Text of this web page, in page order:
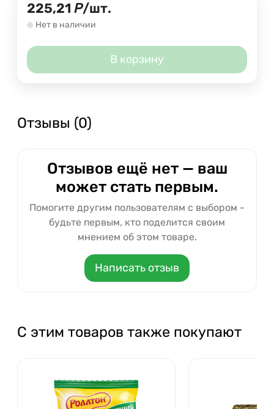
225,21 Р/шт.
Нет в наличии
В корзину
Отзывы (0)
Отзывов ещё нет — ваш
может стать первым.
Помогите другим пользователям с выбором -
будьте первым, кто поделится своим
мнением об этом товаре.
Написать отзыв
С этим товаров также покупают